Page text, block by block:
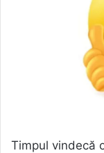
Timpul vindecă